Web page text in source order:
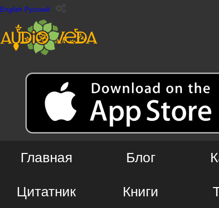
English Русский
Главная Блог
Цитатник Книги